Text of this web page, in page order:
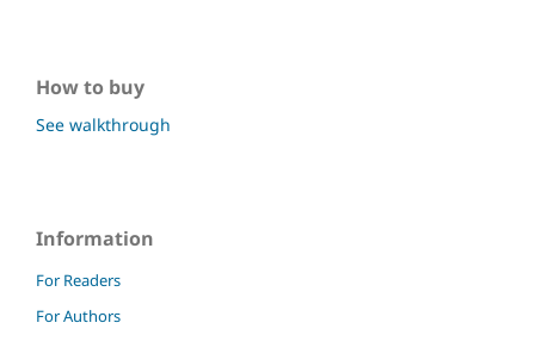
How to buy
See walkthrough
Information
For Readers
For Authors